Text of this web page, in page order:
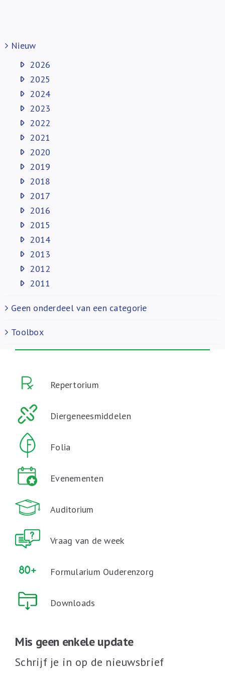
Nieuw
2026
2025
2024
2023
2022
2021
2020
2019
2018
2017
2016
2015
2014
2013
2012
2011
Geen onderdeel van een categorie
Toolbox
Repertorium
Diergeneesmiddelen
Folia
Evenementen
Auditorium
Vraag van de week
Formularium Ouderenzorg
Downloads
Mis geen enkele update
Schrijf je in op de nieuwsbrief